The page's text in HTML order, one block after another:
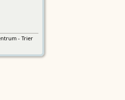
- Trier